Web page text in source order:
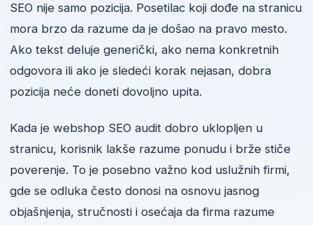
SEO nije samo pozicija. Posetilac koji dođe na stranicu
mora brzo da razume da je došao na pravo mesto.
Ako tekst deluje generički, ako nema konkretnih
odgovora ili ako je sledeći korak nejasan, dobra
pozicija neće doneti dovoljno upita.
Kada je webshop SEO audit dobro uklopljen u
stranicu, korisnik lakše razume ponudu i brže stiče
poverenje. To je posebno važno kod uslužnih firmi,
gde se odluka često donosi na osnovu jasnog
objašnjenja, stručnosti i osećaja da firma razume